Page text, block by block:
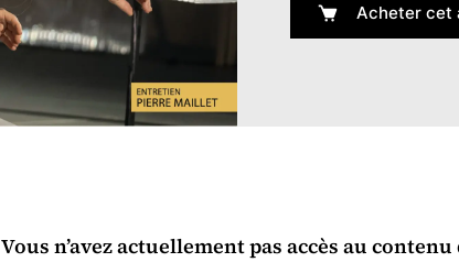
Acheter cet
Vous n’avez actuellement pas accès au